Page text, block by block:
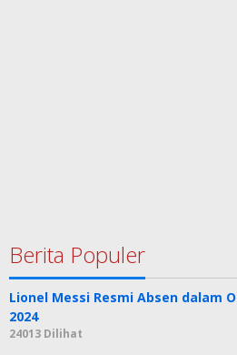
Berita Populer
Lionel Messi Resmi Absen dalam
2024
24013 Dilihat